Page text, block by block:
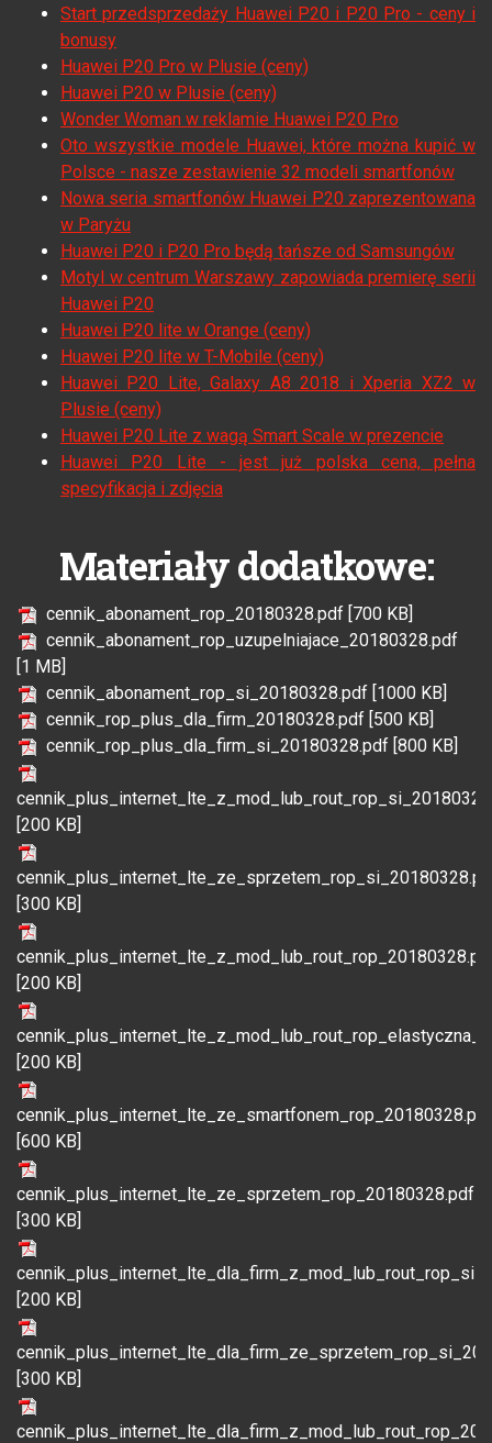
Start przedsprzedaży Huawei P20 i P20 Pro - ceny i
bonusy
Huawei P20 Pro w Plusie (ceny)
Huawei P20 w Plusie (ceny)
Wonder Woman w reklamie Huawei P20 Pro
Oto wszystkie modele Huawei, które można kupić w
Polsce - nasze zestawienie 32 modeli smartfonów
Nowa seria smartfonów Huawei P20 zaprezentowana
w Paryżu
Huawei P20 i P20 Pro będą tańsze od Samsungów
Motyl w centrum Warszawy zapowiada premierę serii
Huawei P20
Huawei P20 lite w Orange (ceny)
Huawei P20 lite w T-Mobile (ceny)
Huawei P20 Lite, Galaxy A8 2018 i Xperia XZ2 w
Plusie (ceny)
Huawei P20 Lite z wagą Smart Scale w prezencie
Huawei P20 Lite - jest już polska cena, pełna
specyfikacja i zdjęcia
Materiały dodatkowe:
cennik_abonament_rop_20180328.pdf [700 KB]
cennik_abonament_rop_uzupelniajace_20180328.pdf
[1 MB]
cennik_abonament_rop_si_20180328.pdf [1000 KB]
cennik_rop_plus_dla_firm_20180328.pdf [500 KB]
cennik_rop_plus_dla_firm_si_20180328.pdf [800 KB]
[200 KB]
[300 KB]
[200 KB]
[200 KB]
cennik_plus_internet_lte_ze_smartfonem_rop_20180328.pdf
[600 KB]
cennik_plus_internet_lte_ze_sprzetem_rop_20180328.pdf
[300 KB]
[200 KB]
[300 KB]